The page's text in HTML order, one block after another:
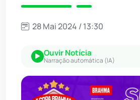
28 Mai 2024 / 13:30
Ouvir Notícia
Narração automática (IA)